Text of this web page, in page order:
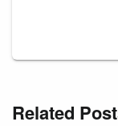
Related